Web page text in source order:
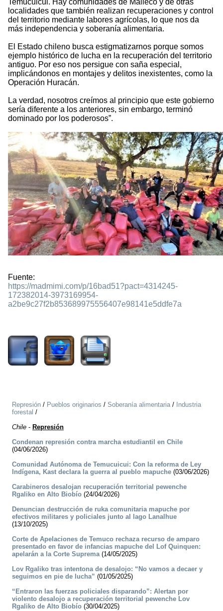
Temucuicui. Hay comunidades de Malleco y de otras
localidades que también realizan recuperaciones y control
del territorio mediante labores agrícolas, lo que nos da
más independencia y soberanía alimentaria.
El Estado chileno busca estigmatizarnos porque somos
ejemplo histórico de lucha en la recuperación del territorio
antiguo. Por eso nos persigue con saña especial,
implicándonos en montajes y delitos inexistentes, como la
Operación Huracán.
La verdad, nosotros creímos al principio que este gobierno
sería diferente a los anteriores, sin embargo, terminó
dominado por los poderosos”.
Fuente:
https://madmimi.com/p/16bad51?pact=4314245-
172382014-3973169954-
a2be9c27f2b853689975556407e98141e5ddfe7a
Represión / Pueblos originarios / Soberanía alimentaria/ Industria
forestal /
Chile - Represión
Condenan represión contra marcha estudiantil en Chile
(04/06/2026)
Comunidad Autónoma de Temucuicui: Con la reforma de Ley
Indígena, Kast declara la guerra al pueblo mapuche (03/06/2026)
Carabineros desalojan recuperación territorial pewenche
Rgaliko en Alto Biobío (24/04/2026)
Denuncian destrucción de ruka comunitaria mapuche por
efectivos militares y policiales junto al lago Lanalhue
(13/10/2025)
Corte de Apelaciones de Temuco rechaza recurso de amparo
presentado en favor de infancias mapuche del Lof Quinquen:
apelarán a la Corte Suprema(14/05/2025)
Lov Rgaliko tras intentona de desalojo: “No vamos a decaer y
seguimos en pie de lucha” (01/05/2025)
“Entraron las fuerzas policiales disparando”: Alertan por
violento desalojo a recuperación territorial pewenche Lov
Rgaliko de Alto Biobío (30/04/2025)